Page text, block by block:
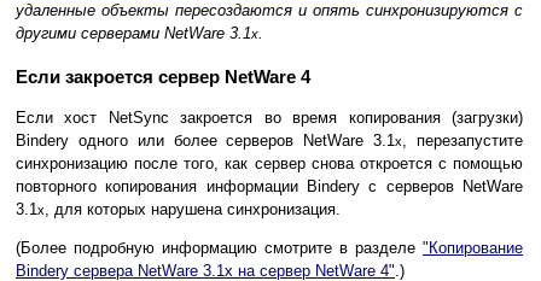
удаленные объекты пересоздаются и опять синхронизируются с
другими серверами NetWare 3.1x.
Если закроется сервер NetWare 4
Если хост NetSync закроется во время копирования (загрузки)
Bindery одного или более серверов NetWare 3.1x, перезапустите
синхронизацию после того, как сервер снова откроется с помощью
повторного копирования информации Bindery с серверов NetWare
3.1x, для которых нарушена синхронизация.
(Более подробную информацию смотрите в разделе "Копирование
Bindery сервера NetWare 3.1x на сервер NetWare 4".)